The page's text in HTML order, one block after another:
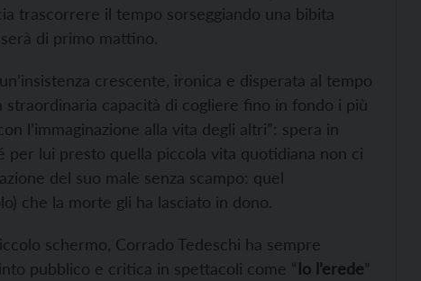
trascorrere il tempo sorseggiando una bibita
di primo mattino.
crescente, ironica e disperata al tempo
capacità di cogliere fino in fondo i più
l’immaginazione alla vita degli altri”: spera in
per lui presto quella piccola vita quotidiana non ci
del suo male senza scampo: quel
che la morte gli ha lasciato in dono.
schermo, Corrado Tedeschi ha sempre
pubblico e critica in spettacoli come “Io l’erede”